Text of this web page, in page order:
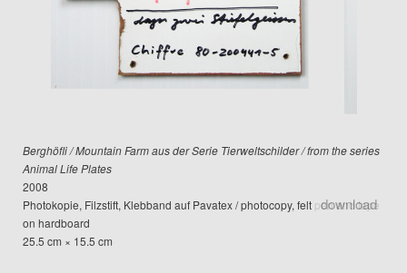
Berghöfli / Mountain Farm aus der Serie Tierweltschilder / from the series
Animal Life Plates
2008
Photokopie, Filzstift, Klebband auf Pavatex / photocopy, felt pen and tape
on hardboard
25.5 cm × 15.5 cm
download